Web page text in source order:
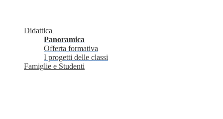
Didattica
Panoramica
Offerta formativa
I progetti delle classi
Famiglie e Studenti